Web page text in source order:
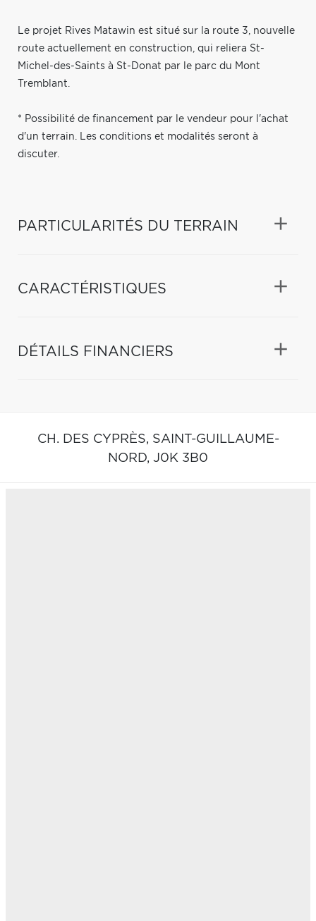
Le projet Rives Matawin est situé sur la route 3, nouvelle
route actuellement en construction, qui reliera St-
Michel-des-Saints à St-Donat par le parc du Mont
Tremblant.
* Possibilité de financement par le vendeur pour l'achat
d'un terrain. Les conditions et modalités seront à
discuter.
PARTICULARITÉS DU TERRAIN
CARACTÉRISTIQUES
DÉTAILS FINANCIERS
CH. DES CYPRÈS, SAINT-GUILLAUME-
NORD, J0K 3B0